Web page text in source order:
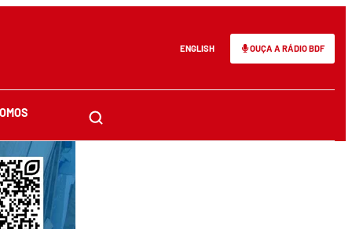
ENGLISH OUÇA A RÁDIO BDF